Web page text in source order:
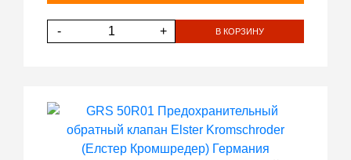
- + В КОРЗИНУ